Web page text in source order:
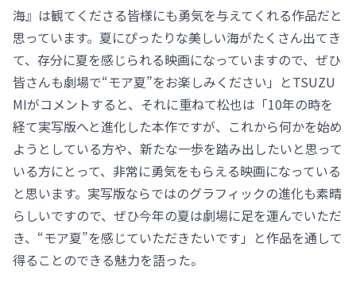
海』は観てくださる皆様にも勇気を与えてくれる作品だと
思っています。夏にぴったりな美しい海がたくさん出てき
て、存分に夏を感じられる映画になっていますので、ぜひ
皆さんも劇場で“モア夏”をお楽しみください」とTSUZU
MIがコメントすると、それに重ねて松也は「10年の時を
経て実写版へと進化した本作ですが、これから何かを始め
ようとしている方や、新たな一歩を踏み出したいと思って
いる方にとって、非常に勇気をもらえる映画になっている
と思います。実写版ならではのグラフィックの進化も素晴
らしいですので、ぜひ今年の夏は劇場に足を運んでいただ
き、“モア夏”を感じていただきたいです」と作品を通して
得ることのできる魅力を語った。